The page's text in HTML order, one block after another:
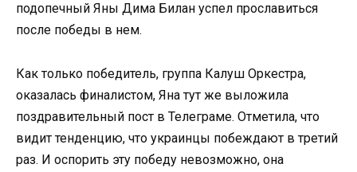
подопечный Яны Дима Билан успел прославиться
после победы в нем.
Как только победитель, группа Калуш Оркестра,
оказалась финалистом, Яна тут же выложила
поздравительный пост в Телеграме. Отметила, что
видит тенденцию, что украинцы побеждают в третий
раз. И оспорить эту победу невозможно, она